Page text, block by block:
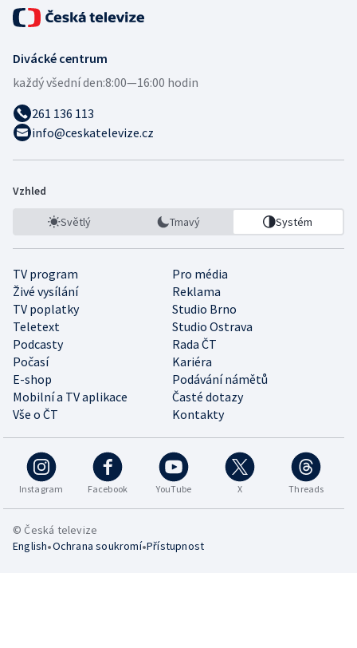
Divácké centrum
každý všední den:8:00—16:00 hodin
261 136 113
info@ceskatelevize.cz
Vzhled
Světlý Tmavý Systém
TV program
Pro média
Živé vysílání
Reklama
TV poplatky
Studio Brno
Teletext
Studio Ostrava
Podcasty
Rada ČT
Počasí
Kariéra
E-shop
Podávání námětů
Mobilní a TV aplikace
Časté dotazy
Vše o ČT
Kontakty
Instagram Facebook YouTube X Threads
© Česká televize
English•Ochrana soukromí•Přístupnost